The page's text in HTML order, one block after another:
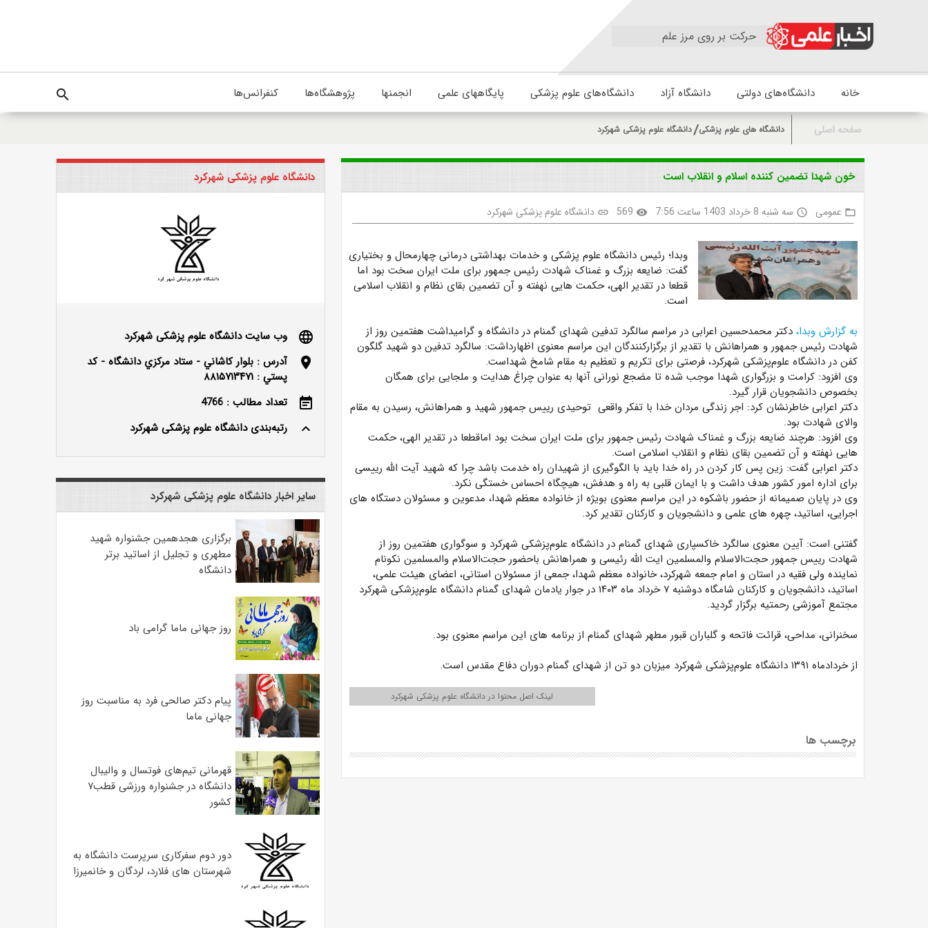
حرکت بر روی مرز علم
خانه دانشگاه‌های دولتی دانشگاه آزاد دانشگاه‌های علوم پزشکی پایگاههای علمی انجمنها پژوهشگاه‌ها کنفرانس‌ها search
صفحه اصلی دانشگاه های علوم پزشکی دانشگاه علوم پزشکی شهرکرد
خون شهدا تضمین کننده اسلام و انقلاب است
folder_open عمومی access_time سه شنبه 8 خرداد 1403 ساعت 7:56 visibility
569
link دانشگاه علوم پزشکی شهرکرد
وبدا؛ رئیس دانشگاه علوم پزشکی و خدمات بهداشتی درمانی چهارمحال و بختیاری
گفت: ضایعه بزرگ و غمناک شهادت رئیس جمهور برای ملت ایران سخت بود اما
قطعا در تقدیر الهی، حکمت هایی نهفته و آن تضمین بقای نظام و انقلاب اسلامی
است.
به گزارش وبدا، دکتر محمدحسین اعرابی در مراسم سالگرد تدفین شهدای گمنام در دانشگاه و گرامیداشت هفتمین روز از
شهادت رئیس جمهور و همراهانش با تقدیر از برگزارکنندگان این مراسم معنوی اظهارداشت: سالگرد تدفین دو شهید گلگون
کفن در دانشگاه علوم‌پزشکی شهرکرد، فرصتی برای تکریم و تعظیم به مقام شامخ شهد‌است.
وی افزود: کرامت و بزرگواری شهدا موجب شده تا مضجع نورانی آنها به عنوان چراغ هدایت و ملجایی برای همگان
بخصوص دانشجویان قرار گیرد.
دکتر اعرابی خاطرنشان کرد: اجر زندگی مردان خدا با تفکر واقعی توحیدی رییس جمهور شهید و همراهانش، رسیدن به مقام
والای شهادت بود.
وی افزود: هرچند ضایعه بزرگ و غمناک شهادت رئیس جمهور برای ملت ایران سخت بود اماقطعا در تقدیر الهی، حکمت
هایی نهفته و آن تضمین بقای نظام و انقلاب اسلامی است.
دکتر اعرابی گفت: زین پس کار کردن در راه خدا باید با الگوگیری از شهیدان راه خدمت باشد چرا که شهید آیت الله رییسی
برای اداره امور کشور هدف داشت و با ایمان قلبی به راه و هدفش، هیچگاه احساس خستگی نکرد.
وی در پایان صمیمانه از حضور باشکوه در این مراسم معنوی بویژه از خانواده معظم شهدا، مدعوین و مسئولان دستگاه های
اجرایی، اساتید، چهره های علمی و دانشجویان و کارکنان تقدیر کرد.
گفتنی است: آیین معنوی سالگرد خاکسپاری شهدای گمنام در دانشگاه علوم‌پزشکی شهرکرد و سوگواری هفتمین روز از
شهادت رییس جمهور حجت‌الاسلام والمسلمین ایت الله رئیسی و همراهانش باحضور حجت‌الاسلام والمسلمین نکونام
نماینده ولی فقیه در استان و امام جمعه شهرکرد، خانواده معظم شهدا، جمعی از مسئولان استانی، اعضای هیئت علمی،
اساتید، دانشجویان و کارکنان شامگاه دوشنبه ۷ خرداد ماه ۱۴۰۳ در جوار یادمان شهدای گمنام دانشگاه علوم‌پزشکی شهرکرد
مجتمع آموزشی رحمتیه برگزار گردید.
سخنرانی، مداحی، قرائت فاتحه و گلباران قبور مطهر شهدای گمنام از برنامه های این مراسم معنوی بود.
از خردادماه ۱۳۹۱
دانشگاه علوم‌پزشکی شهرکرد میزبان دو تن از شهدای گمنام دوران دفاع مقدس است.
لینک اصل محتوا در دانشگاه علوم پزشکی شهرکرد
برچسب ها
دانشگاه علوم پزشکی شهرکرد
language
وب سایت دانشگاه علوم پزشکی شهرکرد
location_on
آدرس : بلوار كاشاني - ستاد مركزي دانشگاه - كد
پستي : ۸۸۱۵۷۱۳۴۷۱
event_note
تعداد مطالب : 4766
keyboard_arrow_up
رتبه‌بندی دانشگاه علوم پزشکی شهرکرد
سایر اخبار دانشگاه علوم پزشکی شهرکرد
برگزاری هجدهمین جشنواره شهید
مطهری و تجلیل از اساتید برتر
دانشگاه
روز جهانی ماما گرامی باد
پیام دکتر صالحی فرد به مناسبت روز
جهانی ماما
قهرمانی تیم‌های فوتسال و والیبال
دانشگاه در جشنواره ورزشی قطب۷
کشور
دور دوم سفرکاری سرپرست دانشگاه به
شهرستان های فلارد، لردگان و خانمیرزا